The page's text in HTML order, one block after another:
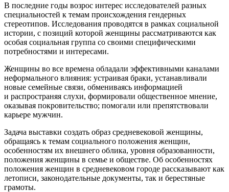
В последние годы возрос интерес исследователей разных
специальностей к темам происхождения гендерных
стереотипов. Исследования проводятся в рамках социальной
истории, с позиций которой женщины рассматриваются как
особая социальная группа со своими специфическими
потребностями и интересами.
Женщины во все времена обладали эффективными каналами
неформального влияния: устраивая браки, устанавливали
новые семейные связи, обмениваясь информацией
и распространяя слухи, формировали общественное мнение,
оказывая покровительство; помогали или препятствовали
карьере мужчин.
Задача выставки создать образ средневековой женщины,
обращаясь к темам социального положения женщин,
особенностям их внешнего облика, уровня образованности,
положения женщины в семье и обществе. Об особенностях
положения женщин в средневековом городе рассказывают как
летописи, законодательные документы, так и берестяные
грамоты.